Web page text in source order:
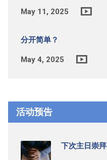
May 11, 2025
分开简单？
May 4, 2025
活动预告
下次主日崇拜